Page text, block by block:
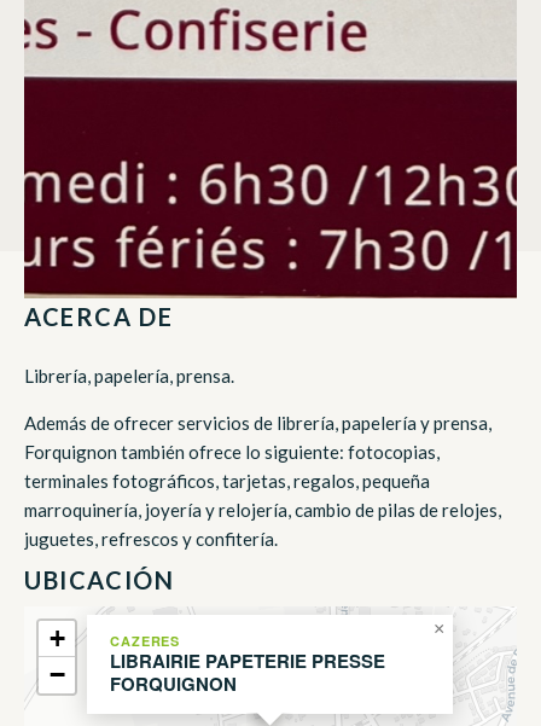
ACERCA DE
Librería, papelería, prensa.
Además de ofrecer servicios de librería, papelería y prensa,
Forquignon también ofrece lo siguiente: fotocopias,
terminales fotográficos, tarjetas, regalos, pequeña
marroquinería, joyería y relojería, cambio de pilas de relojes,
juguetes, refrescos y confitería.
UBICACIÓN
CAZERES
LIBRAIRIE PAPETERIE PRESSE
FORQUIGNON
×
+
−